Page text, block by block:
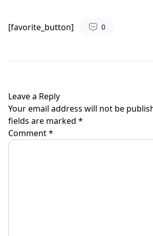
[favorite_button] 0
Leave a Reply
Your email address will not be
fields are marked *
Comment*